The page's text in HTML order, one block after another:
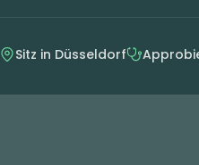
Sitz in Düsseldorf